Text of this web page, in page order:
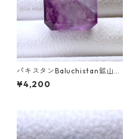
パキスタンBaluchistan鉱山産
フローライト スクエアカット
ルース 34.4ct 20 x 19.6 x 11
¥4,200